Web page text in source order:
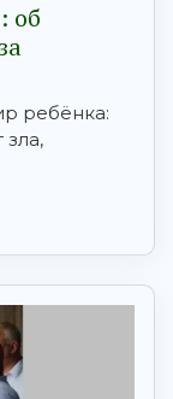
об
ребёнка:
зла,